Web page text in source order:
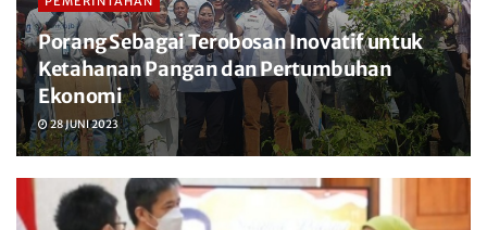
Porang Sebagai Terobosan Inovatif untuk
Ketahanan Pangan dan Pertumbuhan
Ekonomi
28 JUNI 2023